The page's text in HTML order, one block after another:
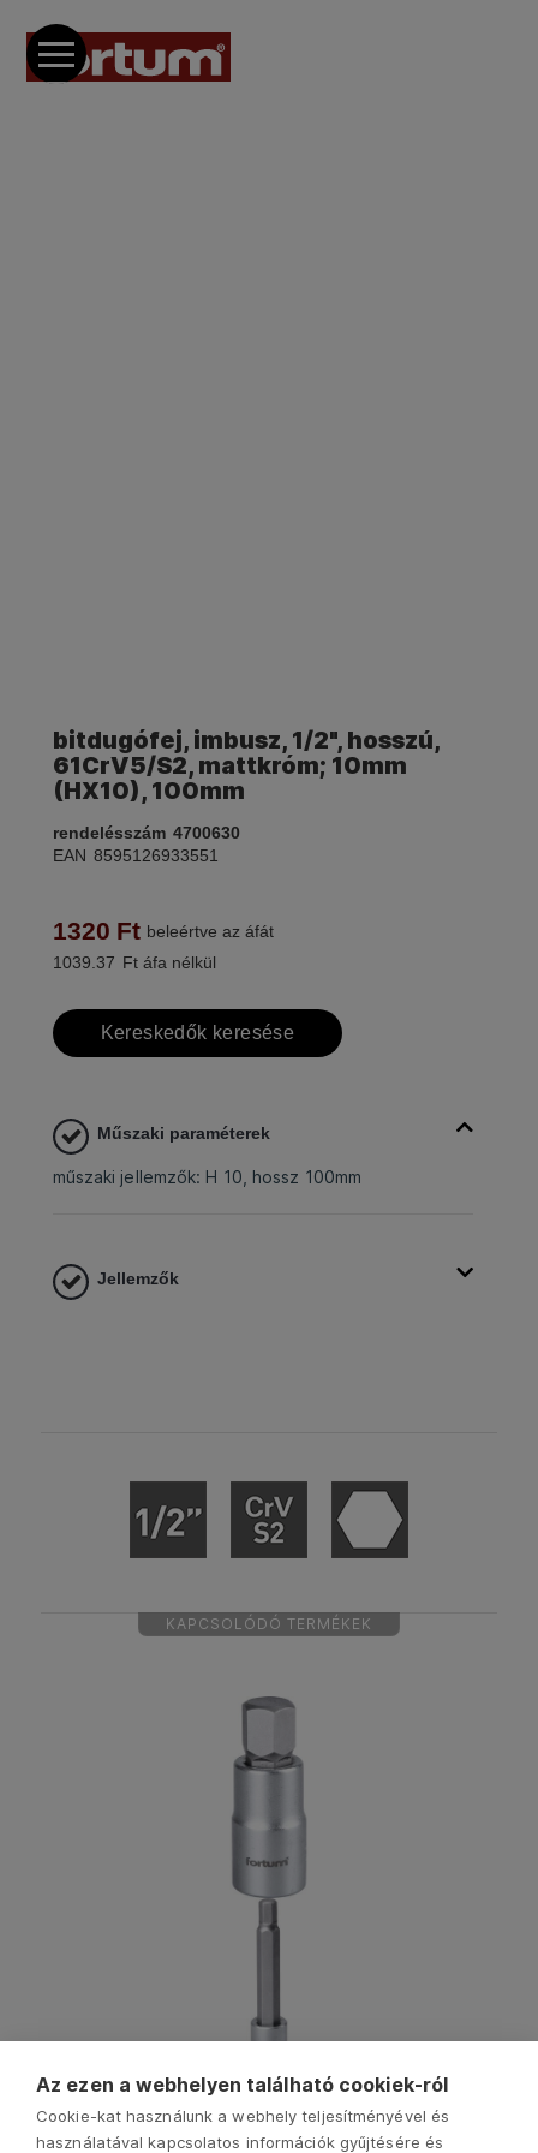
bitdugófej, imbusz, 1/2", hosszú,
61CrV5/S2, mattkróm; 10mm
(HX10), 100mm
rendelésszám 4700630
EAN 8595126933551
1320 Ft beleértve az áfát
1039.37 Ft áfa nélkül
Kereskedők keresése
Műszaki paraméterek
műszaki jellemzők: H 10, hossz 100mm
Jellemzők
KAPCSOLÓDÓ TERMÉKEK
Az ezen a webhelyen található cookiek-ról
Cookie-kat használunk a webhely teljesítményével és
használatával kapcsolatos információk gyűjtésére és